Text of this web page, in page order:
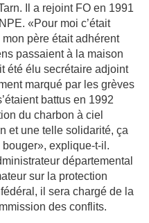
Il a rejoint FO en 1991
«Pour moi c’était
père était adhérent
passaient à la maison
été élu secrétaire adjoint
marqué par les grèves
battus en 1992
du charbon à ciel
et une telle solidarité, ça
explique-t-il.
départemental
sur la protection
il sera chargé de la
des conflits.